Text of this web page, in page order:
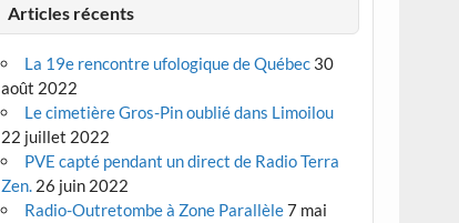
Articles récents
La 19e rencontre ufologique de Québec 30
août 2022
Le cimetière Gros-Pin oublié dans Limoilou
22 juillet 2022
PVE capté pendant un direct de Radio Terra
Zen. 26 juin 2022
Radio-Outretombe à Zone Parallèle7 mai